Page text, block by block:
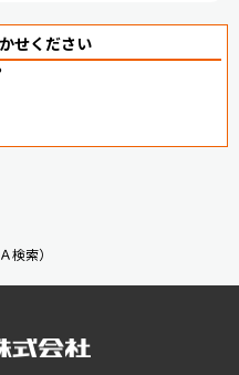
せください
検索）